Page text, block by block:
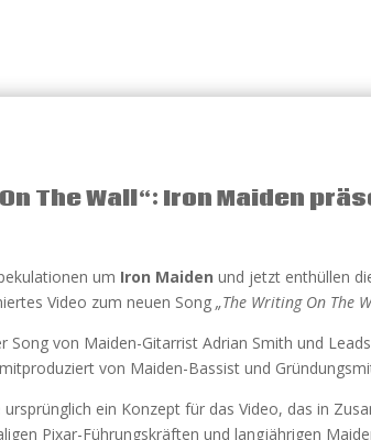
The Wall“: Iron Maiden
um Iron Maiden und jetzt enthüllen
Video zum neuen Song „The Writing On The
Song von Maiden-Gitarrist Adrian Smith und
von Maiden-Bassist und
ein Konzept für das Video, das in
Pixar-Führungskräften und langjährigen